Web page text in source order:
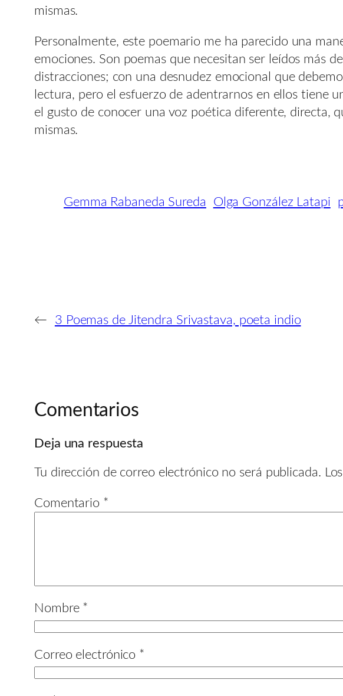
mismas.
Personalmente, este poemario me ha parecido una
emociones. Son poemas que necesitan ser leídos más
distracciones; con una desnudez emocional que
lectura, pero el esfuerzo de adentrarnos en ellos tiene
el gusto de conocer una voz poética diferente, directa,
mismas.
Gemma Rabaneda Sureda Olga González Latapi
← 3 Poemas de Jitendra Srivastava, poeta indio
Comentarios
Deja una respuesta
Tu dirección de correo electrónico no será publicada.
Comentario *
Nombre *
Correo electrónico *